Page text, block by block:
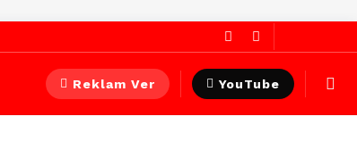
Reklam Ver YouTube